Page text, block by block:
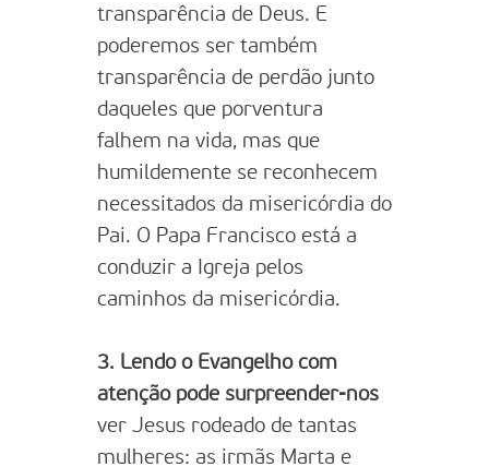
transparência de Deus. E
poderemos ser também
transparência de perdão junto
daqueles que porventura
falhem na vida, mas que
humildemente se reconhecem
necessitados da misericórdia do
Pai. O Papa Francisco está a
conduzir a Igreja pelos
caminhos da misericórdia.
3. Lendo o Evangelho com
atenção pode surpreender-nos
ver Jesus rodeado de tantas
mulheres: as irmãs Marta e